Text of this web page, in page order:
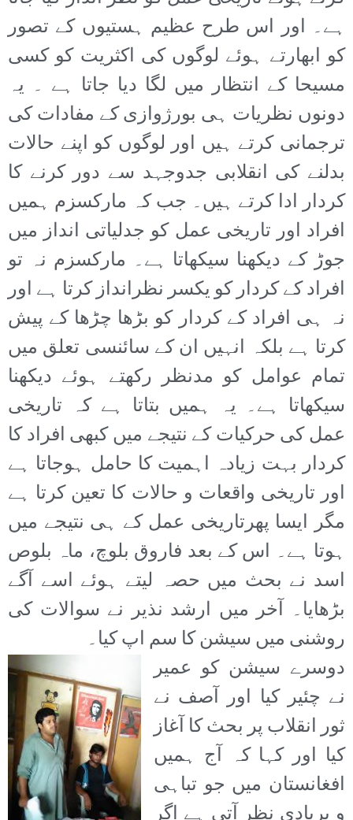
ہے۔ اور اس طرح عظیم ہستیوں کے تصور
کو ابھارتے ہوئے لوگوں کی اکثریت کو کسی
مسیحا کے انتظار میں لگا دیا جاتا ہے ۔ یہ
دونوں نظریات ہی بورژوازی کے مفادات کی
ترجمانی کرتے ہیں اور لوگوں کو اپنے حالات
بدلنے کی انقلابی جدوجہد سے دور کرنے کا
کردار ادا کرتے ہیں۔ جب کہ مارکسزم ہمیں
افراد اور تاریخی عمل کو جدلیاتی انداز میں
جوڑ کے دیکھنا سیکھاتا ہے۔ مارکسزم نہ تو
افراد کے کردار کو یکسر نظرانداز کرتا ہے اور
نہ ہی افراد کے کردار کو بڑھا چڑھا کے پیش
کرتا ہے بلکہ انہیں ان کے سائنسی تعلق میں
تمام عوامل کو مدنظر رکھتے ہوئے دیکھنا
سیکھاتا ہے۔ یہ ہمیں بتاتا ہے کہ تاریخی
عمل کی حرکیات کے نتیجے میں کبھی افراد کا
کردار بہت زیادہ اہمیت کا حامل ہوجاتا ہے
اور تاریخی واقعات و حالات کا تعین کرتا ہے
مگر ایسا پھرتاریخی عمل کے ہی نتیجے میں
ہوتا ہے۔ اس کے بعد فاروق بلوچ، ماہ بلوص
اسد نے بحث میں حصہ لیتے ہوئے اسے آگے
بڑھایا۔ آخر میں ارشد نذیر نے سوالات کی
روشنی میں سیشن کا سم اپ کیا۔
دوسرے سیشن کو عمیر
نے چئیر کیا اور آصف نے
ثور انقلاب پر بحث کا آغاز
کیا اور کہا کہ آج ہمیں
افغانستان میں جو تباہی